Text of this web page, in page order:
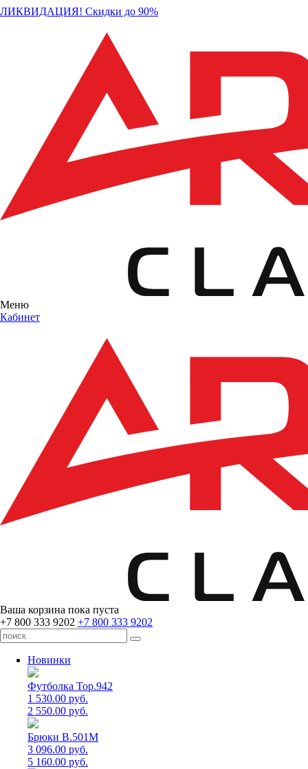
ЛИКВИДАЦИЯ! Скидки до 90%
Меню
Кабинет
Ваша корзина пока пуста
+7 800 333 9202 +7 800 333 9202
Новинки
Футболка Top.942
1 530.00 руб.
2 550.00 руб.
Брюки B.501M
3 096.00 руб.
5 160.00 руб.